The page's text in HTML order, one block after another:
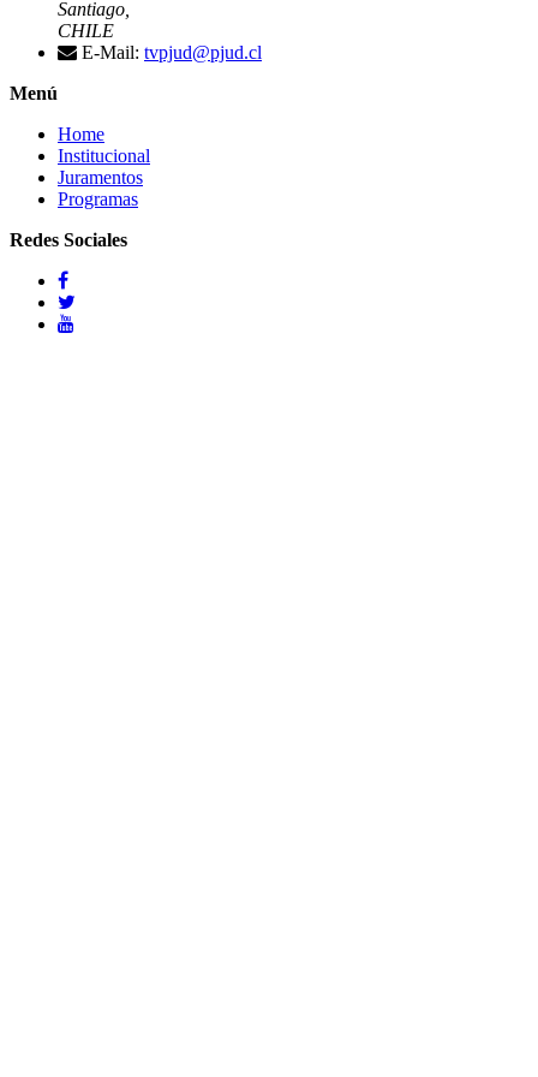
Santiago,
CHILE
E-Mail: tvpjud@pjud.cl
Menú
Home
Institucional
Juramentos
Programas
Redes Sociales